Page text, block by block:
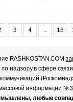
3 4 18
RASHKOSTAN.COM
надзору в сфере
информации
любые